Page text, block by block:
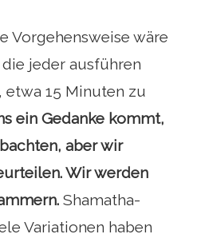
Vorgehensweise wäre
jeder ausführen
etwa 15 Minuten zu
ein Gedanke kommt,
aber wir
Wir werden
Shamatha-
Variationen haben